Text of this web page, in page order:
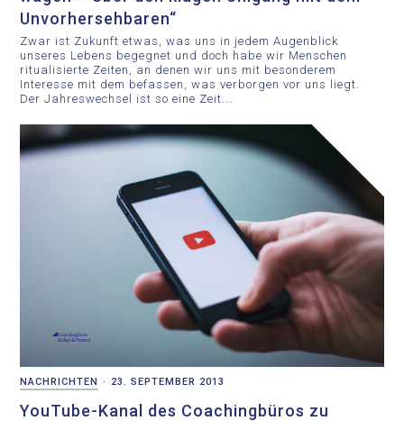
Unvorhersehbaren“
Zwar ist Zukunft etwas, was uns in jedem Augenblick
unseres Lebens begegnet und doch habe wir Menschen
ritualisierte Zeiten, an denen wir uns mit besonderem
Interesse mit dem befassen, was verborgen vor uns liegt.
Der Jahreswechsel ist so eine Zeit.…
NACHRICHTEN · 23. SEPTEMBER 2013
YouTube-Kanal des Coachingbüros zu